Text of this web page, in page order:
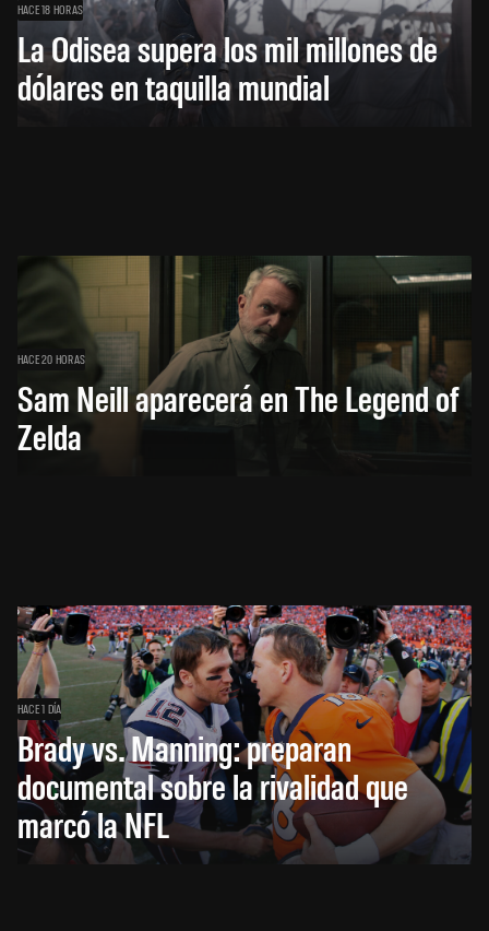
HACE 18 HORAS
La Odisea supera los mil millones de
dólares en taquilla mundial
HACE 20 HORAS
Sam Neill aparecerá en The Legend of
Zelda
HACE 1 DÍA
Brady vs. Manning: preparan
documental sobre la rivalidad que
marcó la NFL